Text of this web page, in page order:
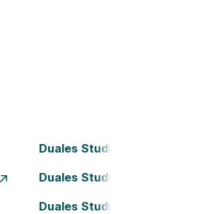
Duales Studium Bielefeld
Duales Studium Dortmund
Duales Studium Frankfurt am